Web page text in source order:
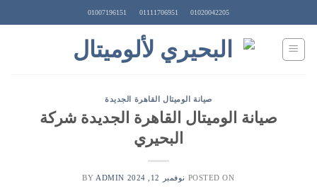
to
content
01020042205
01111706951
01007196151
صيانة الوميتال القاهرة الجديدة
صيانة الوميتال القاهرة الجديدة شركة
البحيري
POSTED ON نوفمبر 12, 2024 ADMIN